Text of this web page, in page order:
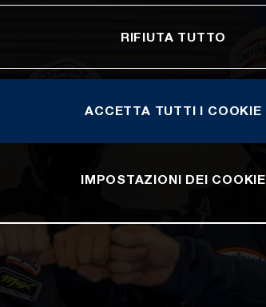
RIFIUTA TUTTO
ACCETTA TUTTI I COOKIE
IMPOSTAZIONI DEI COOKIE